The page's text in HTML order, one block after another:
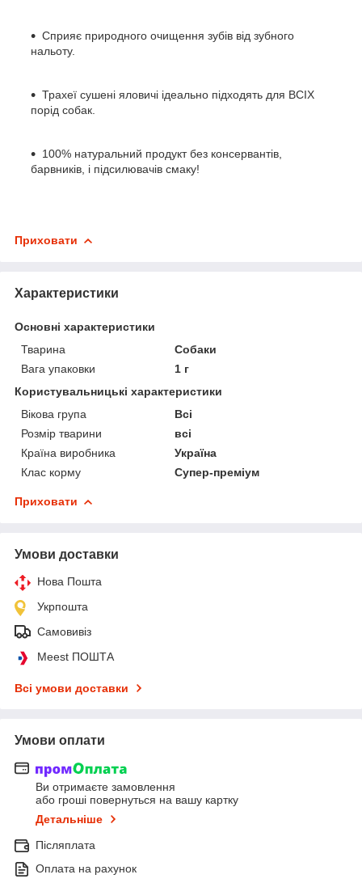
Сприяє природного очищення зубів від зубного
нальоту.
Трахеї сушені яловичі ідеально підходять для ВСІХ
порід собак.
100% натуральний продукт без консервантів,
барвників, і підсилювачів смаку!
Приховати
Характеристики
Основні характеристики
Тварина
Собаки
Вага упаковки
1 г
Користувальницькі характеристики
Вікова група
Всі
Розмір тварини
всі
Країна виробника
Україна
Клас корму
Супер-преміум
Приховати
Умови доставки
Нова Пошта
Укрпошта
Самовивіз
Meest ПОШТА
Всі умови доставки
Умови оплати
Ви отримаєте замовлення
або гроші повернуться на вашу картку
Детальніше
Післяплата
Оплата на рахунок